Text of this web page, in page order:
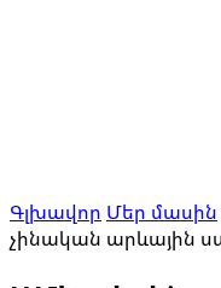
Գլխավոր Մեր մասին
չինական արևային